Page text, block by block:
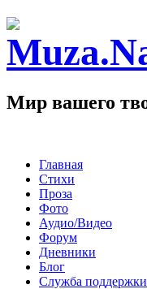
Мир вашего
Главная
Стихи
Проза
Фото
Аудио/Видео
Форум
Дневники
Блог
Служба поддержки